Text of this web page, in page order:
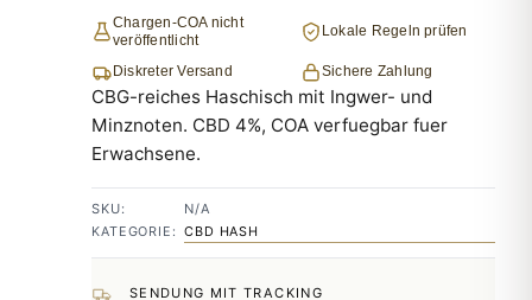
Chargen-COA nicht
veröffentlicht
Lokale Regeln prüfen
Diskreter Versand Sichere Zahlung
CBG-reiches Haschisch mit Ingwer- und
Minznoten. CBD 4%, COA verfuegbar fuer
Erwachsene.
SKU:
N/A
KATEGORIE: CBD HASH
SENDUNG MIT TRACKING